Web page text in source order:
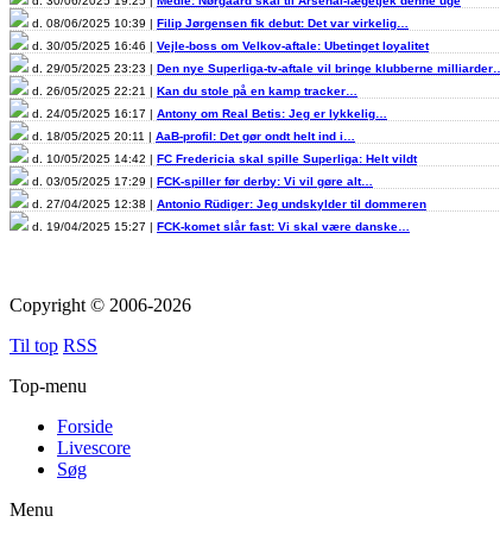
d. 08/06/2025 10:39 | Filip Jørgensen fik debut: Det var virkelig…
d. 30/05/2025 16:46 | Vejle-boss om Velkov-aftale: Ubetinget loyalitet
d. 29/05/2025 23:23 | Den nye Superliga-tv-aftale vil bringe klubberne milliarder…
d. 26/05/2025 22:21 | Kan du stole på en kamp tracker…
d. 24/05/2025 16:17 | Antony om Real Betis: Jeg er lykkelig…
d. 18/05/2025 20:11 | AaB-profil: Det gør ondt helt ind i…
d. 10/05/2025 14:42 | FC Fredericia skal spille Superliga: Helt vildt
d. 03/05/2025 17:29 | FCK-spiller før derby: Vi vil gøre alt…
d. 27/04/2025 12:38 | Antonio Rüdiger: Jeg undskylder til dommeren
d. 19/04/2025 15:27 | FCK-komet slår fast: Vi skal være danske…
Copyright © 2006-2026
Til top RSS
Top-menu
Forside
Livescore
Søg
Menu